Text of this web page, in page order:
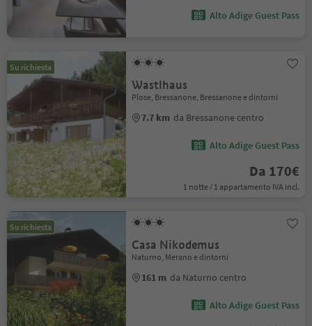
Alto Adige Guest Pass
Su richiesta
Wastlhaus
Plose, Bressanone, Bressanone e dintorni
7.7 km da Bressanone centro
Alto Adige Guest Pass
Da 170€
1 notte / 1 appartamento IVA incl.
Su richiesta
Casa Nikodemus
Naturno, Merano e dintorni
161 m da Naturno centro
Alto Adige Guest Pass